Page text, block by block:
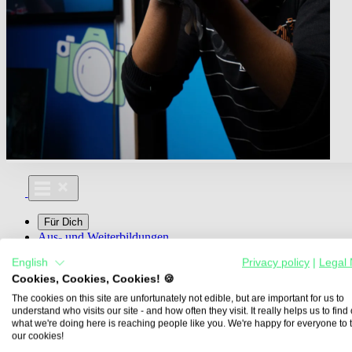
Für Dich
Aus- und Weiterbildungen
Media For You
Über Uns
Übersicht
English Privacy policy
Legal
Cookies, Cookies, Cookies! 🍪
The cookies on this site are unfortunately not edible, but are important for us to
understand who visits our site - and how often they visit. It really helps us to find
what we're doing here is reaching people like you. We're happy for everyone to
our cookies!